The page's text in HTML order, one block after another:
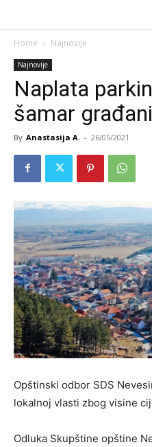
Home Najnovije
Najnovije
Naplata
šamar
By Anastasija A. - 26/05/2021
Opštinski odbor SDS
lokalnoj vlasti zbog visine
Odluka Skupštine opštine